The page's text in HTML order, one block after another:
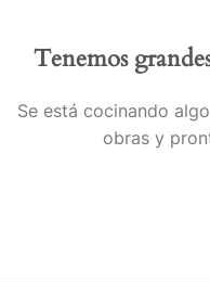
Tenemos
Se está cocinando
obras y